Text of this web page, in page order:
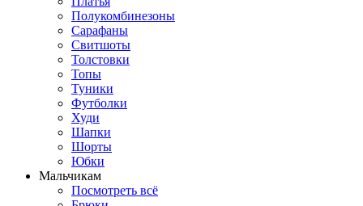
Полукомбинезоны
Сарафаны
Свитшоты
Толстовки
Топы
Туники
Футболки
Худи
Шапки
Шорты
Юбки
Мальчикам
Посмотреть всё